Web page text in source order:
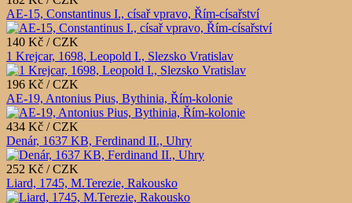
AE-15, Constantinus I., císař vpravo, Řím-císařství
140 Kč / CZK
1 Krejcar, 1698, Leopold I., Slezsko Vratislav
196 Kč / CZK
AE-19, Antonius Pius, Bythinia, Řím-kolonie
434 Kč / CZK
Denár, 1637 KB, Ferdinand II., Uhry
252 Kč / CZK
Liard, 1745, M.Terezie, Rakousko